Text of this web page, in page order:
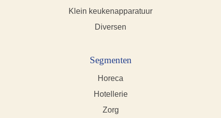
Klein keukenapparatuur
Diversen
Segmenten
Horeca
Hotellerie
Zorg